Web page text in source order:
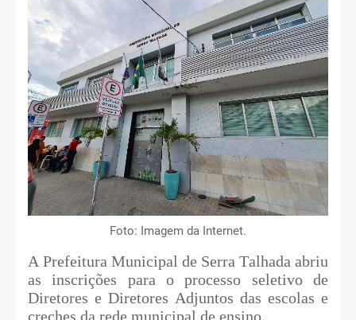
Foto: Imagem da Internet.
A Prefeitura Municipal de Serra Talhada abriu
as inscrições para o processo seletivo de
Diretores e Diretores Adjuntos das escolas e
creches da rede municipal de ensino.